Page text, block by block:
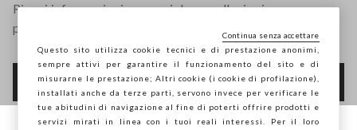
Ricevi informazioni su nuovi drop, collezioni e
promozioni. Per te -10% di sconto.
FOOTER.NEWSLETTER.SUBSCRIBE
Questo sito utilizza cookie tecnici e di prestazione anonimi,
sempre attivi per garantire il funzionamento del sito e di
misurarne le prestazione; Altri cookie (i cookie di profilazione),
installati anche da terze parti, servono invece per verificare le
tue abitudini di navigazione al fine di poterti offrire prodotti e
servizi mirati in linea con i tuoi reali interessi. Per il loro
Continua senza accettare